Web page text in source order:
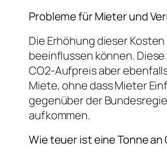
Probleme für Mieter und
Die Erhöhung dieser
beeinflussen können.
CO2-Aufpreis aber
Miete, ohne dass Mieter
gegenüber der
aufkommen.
Wie teuer ist eine Tonne an